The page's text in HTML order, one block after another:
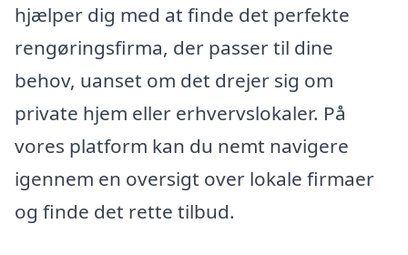
hjælper dig med at finde det perfekte
rengøringsfirma, der passer til dine
behov, uanset om det drejer sig om
private hjem eller erhvervslokaler. På
vores platform kan du nemt navigere
igennem en oversigt over lokale firmaer
og finde det rette tilbud.